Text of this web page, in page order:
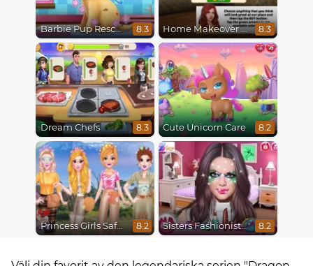
Barbie Pup Rescue 8.3 Home Makeover Hidden Object 8.3
Dream Chefs 8.3 Cute Unicorn Care 8.2
Princess Girls Safari Trip 8.2 Sisters Fashionista Makeup 8.2